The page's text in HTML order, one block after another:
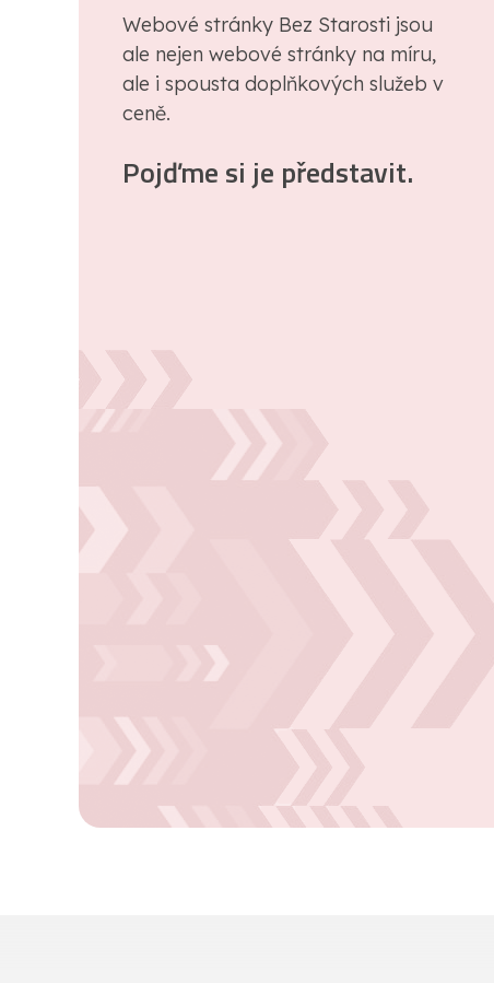
Webové stránky Bez Starosti jsou
ale nejen webové stránky na míru,
ale i spousta doplňkových služeb v
ceně.
Pojďme si je představit.